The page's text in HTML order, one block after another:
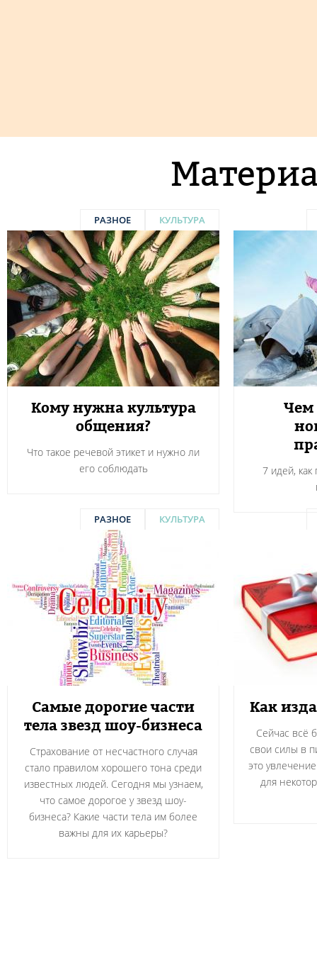
КУЛЬТУРА
РАЗНОЕ
Кому нужна культура
общения?
Что такое речевой этикет и нужно ли
его соблюдать
Чем
7 идей,
КУЛЬТУРА
РАЗНОЕ
Самые дорогие части
тела звезд шоу-бизнеса
Страхование от несчастного случая
стало правилом хорошего тона среди
известных людей. Сегодня мы узнаем,
что самое дорогое у звезд шоу-
бизнеса? Какие части тела им более
важны для их карьеры?
Как
Сейчас всё
свои силы в
это
для